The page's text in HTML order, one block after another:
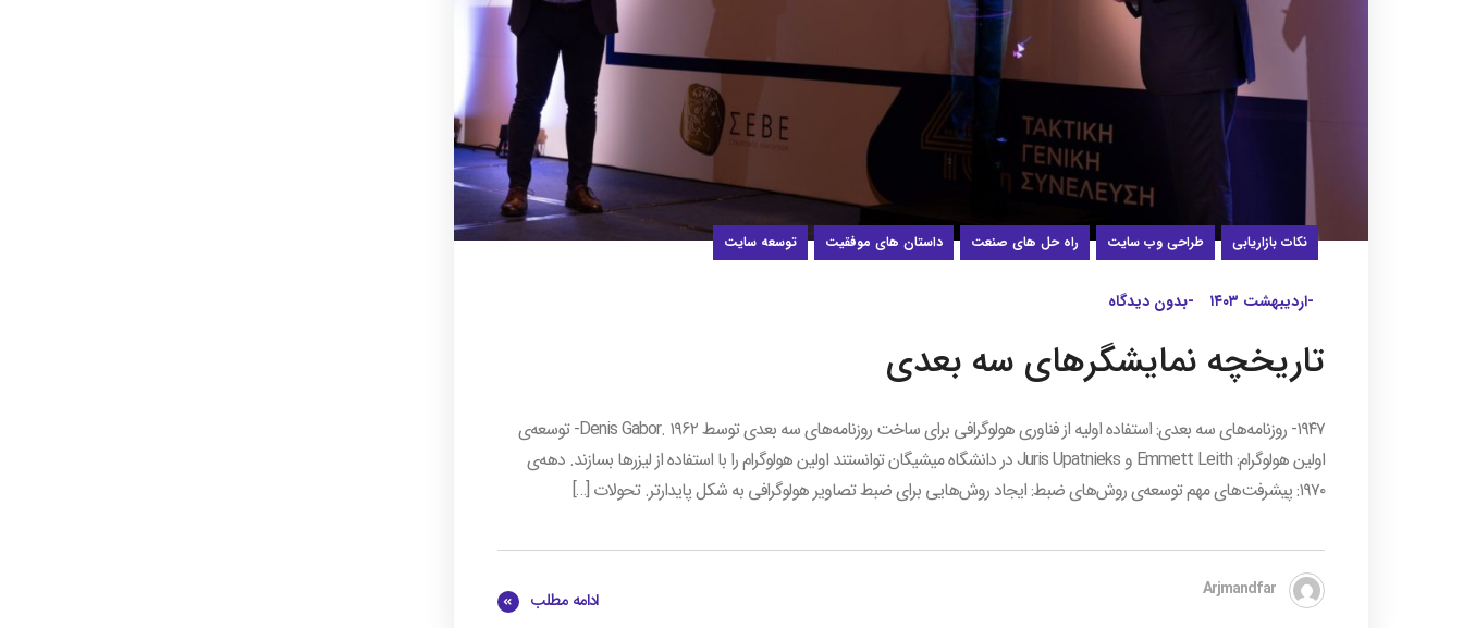
توسعه سایت داستان های موفقیت راه حل های صنعت طراحی وب سایت نکات بازاریابی
-اردیبهشت ۱۴۰۳ -بدون دیدگاه
تاریخچه نمایشگرهای سه بعدی
۱۹۴۷- روزنامه‌های سه بعدی: استفاده اولیه از فناوری هولوگرافی برای ساخت روزنامه‌های سه بعدی توسط Denis Gabor. ۱۹۶۲- توسعه‌ی
اولین هولوگرام: Emmett Leith و Juris Upatnieks در دانشگاه میشیگان توانستند اولین هولوگرام را با استفاده از لیزرها بسازند. دهه‌ی
۱۹۷۰: پیشرفت‌های مهم توسعه‌ی روش‌های ضبط: ایجاد روش‌هایی برای ضبط تصاویر هولوگرافی به شکل پایدارتر. تحولات […]
Arjmandfar ادامه مطلب